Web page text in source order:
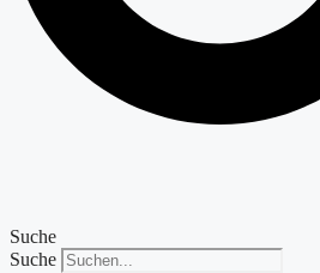
Suche
Suche